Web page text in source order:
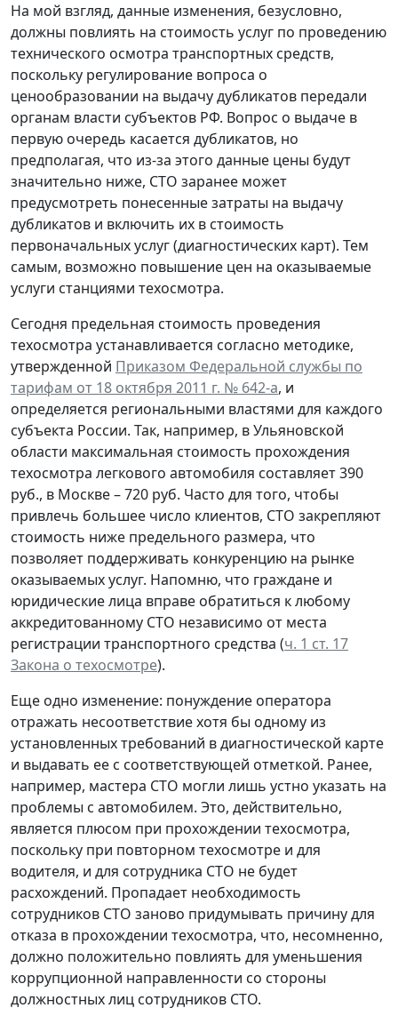
На мой взгляд, данные изменения, безусловно,
должны повлиять на стоимость услуг по проведению
технического осмотра транспортных средств,
поскольку регулирование вопроса о
ценообразовании на выдачу дубликатов передали
органам власти субъектов РФ. Вопрос о выдаче в
первую очередь касается дубликатов, но
предполагая, что из-за этого данные цены будут
значительно ниже, СТО заранее может
предусмотреть понесенные затраты на выдачу
дубликатов и включить их в стоимость
первоначальных услуг (диагностических карт). Тем
самым, возможно повышение цен на оказываемые
услуги станциями техосмотра.
Сегодня предельная стоимость проведения
техосмотра устанавливается согласно методике,
утвержденной Приказом Федеральной службы по
тарифам от 18 октября 2011 г. № 642-а, и
определяется региональными властями для каждого
субъекта России. Так, например, в Ульяновской
области максимальная стоимость прохождения
техосмотра легкового автомобиля составляет 390
руб., в Москве – 720 руб. Часто для того, чтобы
привлечь большее число клиентов, СТО закрепляют
стоимость ниже предельного размера, что
позволяет поддерживать конкуренцию на рынке
оказываемых услуг. Напомню, что граждане и
юридические лица вправе обратиться к любому
аккредитованному СТО независимо от места
регистрации транспортного средства (ч. 1 ст. 17
Закона о техосмотре).
Еще одно изменение: понуждение оператора
отражать несоответствие хотя бы одному из
установленных требований в диагностической карте
и выдавать ее с соответствующей отметкой. Ранее,
например, мастера СТО могли лишь устно указать на
проблемы с автомобилем. Это, действительно,
является плюсом при прохождении техосмотра,
поскольку при повторном техосмотре и для
водителя, и для сотрудника СТО не будет
расхождений. Пропадает необходимость
сотрудников СТО заново придумывать причину для
отказа в прохождении техосмотра, что, несомненно,
должно положительно повлиять для уменьшения
коррупционной направленности со стороны
должностных лиц сотрудников СТО.